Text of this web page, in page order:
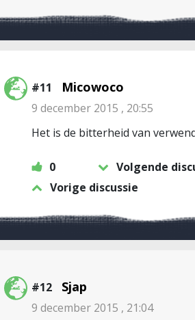
#11 Micowoco
9 december 2015 , 20:55
Het is de bitterheid van
0
Volgende
Vorige discussie
#12 Sjap
9 december 2015 , 21:04